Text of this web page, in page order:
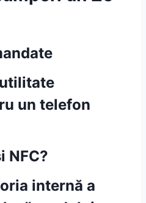
un telefon
NFC?
internă a